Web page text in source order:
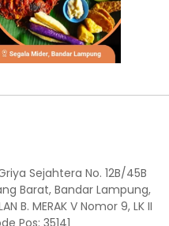
Sejahtera No. 12B/45B
Barat, Bandar Lampung,
B. MERAK V Nomor 9, LK II